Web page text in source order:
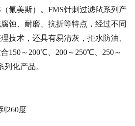
氟美斯）。FMS针刺过滤毡系列产
蚀、耐磨、抗折等特点，经过不同
技术，还具有易清灰，拒水防油、
150～200℃、200～250℃、250～
化产品。
260度